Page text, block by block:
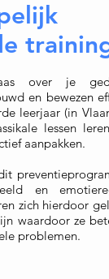
over je
en bewezen
leerjaar (in
lessen
aanpakken.
en
zich hierdoor
waardoor ze
problemen.